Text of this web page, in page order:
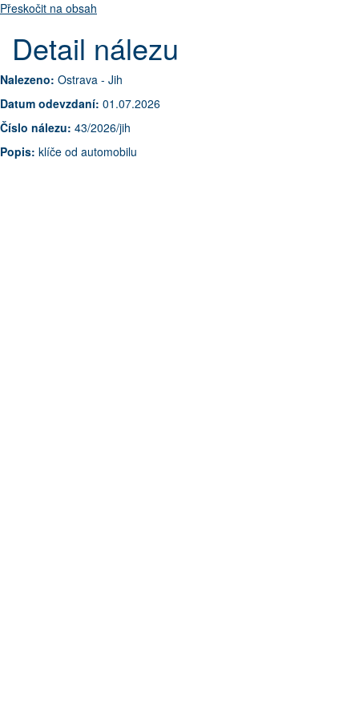
Přeskočit na obsah
Detail nálezu
Nalezeno: Ostrava - Jih
Datum odevzdaní: 01.07.2026
Číslo nálezu: 43/2026/jih
Popis: klíče od automobilu